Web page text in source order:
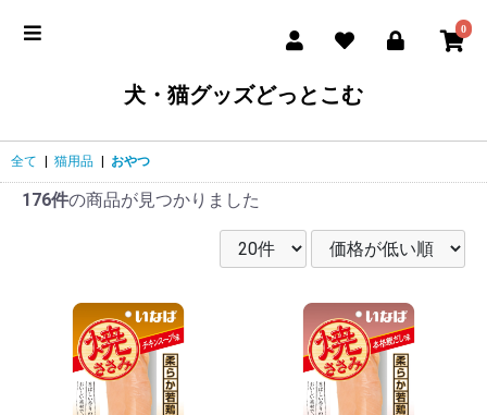
0
犬・猫グッズどっとこむ
全て 猫用品 おやつ
176件の商品が見つかりました